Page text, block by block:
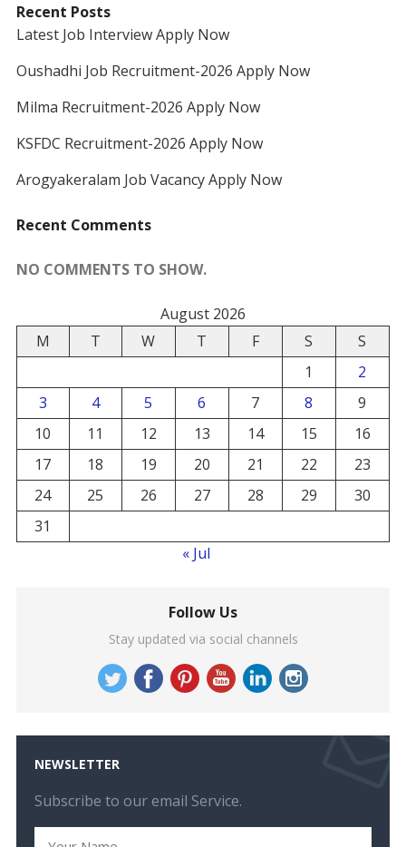
Recent Posts
Latest Job Interview Apply Now
Oushadhi Job Recruitment-2026 Apply Now
Milma Recruitment-2026 Apply Now
KSFDC Recruitment-2026 Apply Now
Arogyakeralam Job Vacancy Apply Now
Recent Comments
NO COMMENTS TO SHOW.
August 2026
M
T W T F S
S
1
2
3
4 5 6 7 8
9
10
11 12 13 14 15
16
17
18 19 20 21 22
23
24
25 26 27 28 29
30
31
« Jul
Follow Us
Stay updated via social channels
NEWSLETTER
Subscribe to our email Service.